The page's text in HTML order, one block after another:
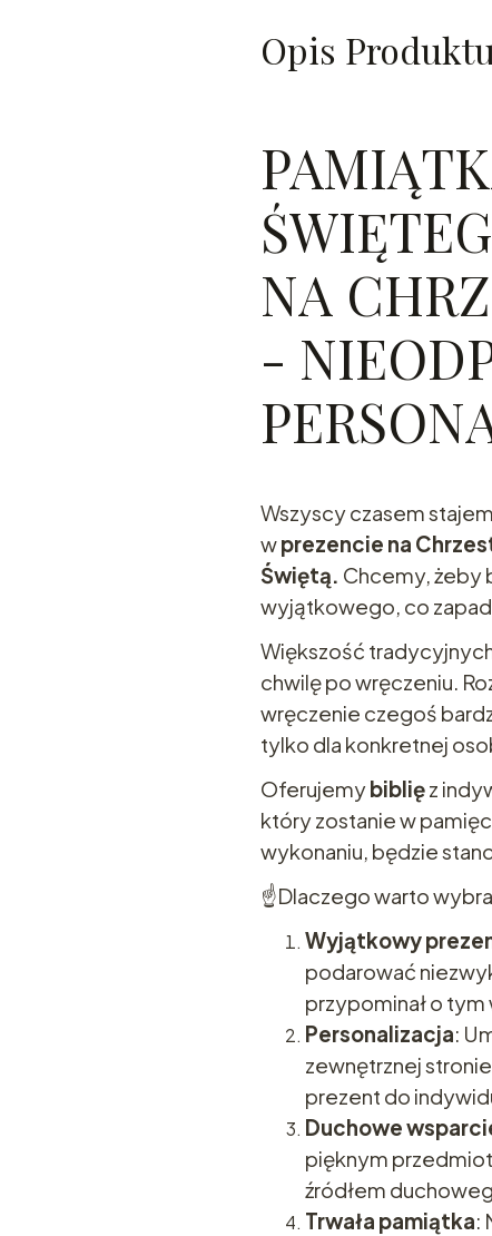
Opis Produktu
NA
-
Wszyscy czasem
wprezencie na
Świętą. Chcemy, żeby
wyjątkowego, co
Większość
chwilę po wręczeniu.
wręczenie czegoś
tylko dla konkretnej
Oferujemybiblięz
który zostanie w
wykonaniu, będzie
☝️Dlaczego warto
Wyjątkowy
podarować
przypominał o tym
Personalizacja:
zewnętrznej
prezent do
Duchowe
pięknym
źródłem
Trwała pamiątka: